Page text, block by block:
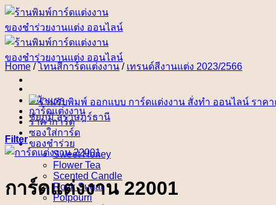
Skip
content
หน้าแรก
การ์ดแต่งงาน
ราคาการ์ด
ซองใส่การ์ด
ของชำร่วย
Sweet Honey
Flower Tea
Scented Candle
Rock Sugar
Potpourri
Home / โทนสีการ์ดแต่งงาน / เทรนด์สีงานแต่ง 2023/2566
Filter
การ์ดแต่งงาน 22001